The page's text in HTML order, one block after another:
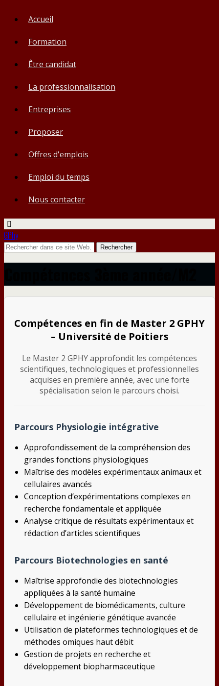
Accueil
Formation
Être candidat
La professionnalisation
Entreprises
Proposer
Offres d'emplois
Emploi du temps
Nous contacter
GPhy
Compétences en fin de Master 2 GPHY
– Université de Poitiers
Le Master 2 GPHY approfondit les compétences
scientifiques, technologiques et professionnelles
acquises en première année, avec une forte
spécialisation selon le parcours choisi.
Parcours Physiologie intégrative
Approfondissement de la compréhension des
grandes fonctions physiologiques
Maîtrise des modèles expérimentaux animaux et
cellulaires avancés
Conception d’expérimentations complexes en
recherche fondamentale et appliquée
Analyse critique de résultats expérimentaux et
rédaction d’articles scientifiques
Parcours Biotechnologies en santé
Maîtrise approfondie des biotechnologies
appliquées à la santé humaine
Développement de biomédicaments, culture
cellulaire et ingénierie génétique avancée
Utilisation de plateformes technologiques et de
méthodes omiques haut débit
Gestion de projets en recherche et
développement biopharmaceutique